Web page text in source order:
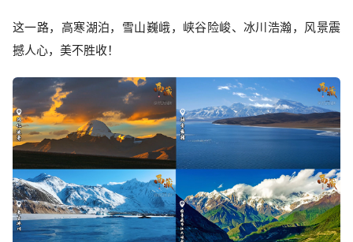
这一路，高寒湖泊，雪山巍峨，峡谷险峻、冰川浩瀚，风景震
撼人心，美不胜收！